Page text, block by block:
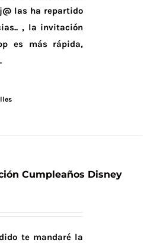
las ha repartido
, la invitación
es más rápida,
Cumpleaños Disney
te mandaré la